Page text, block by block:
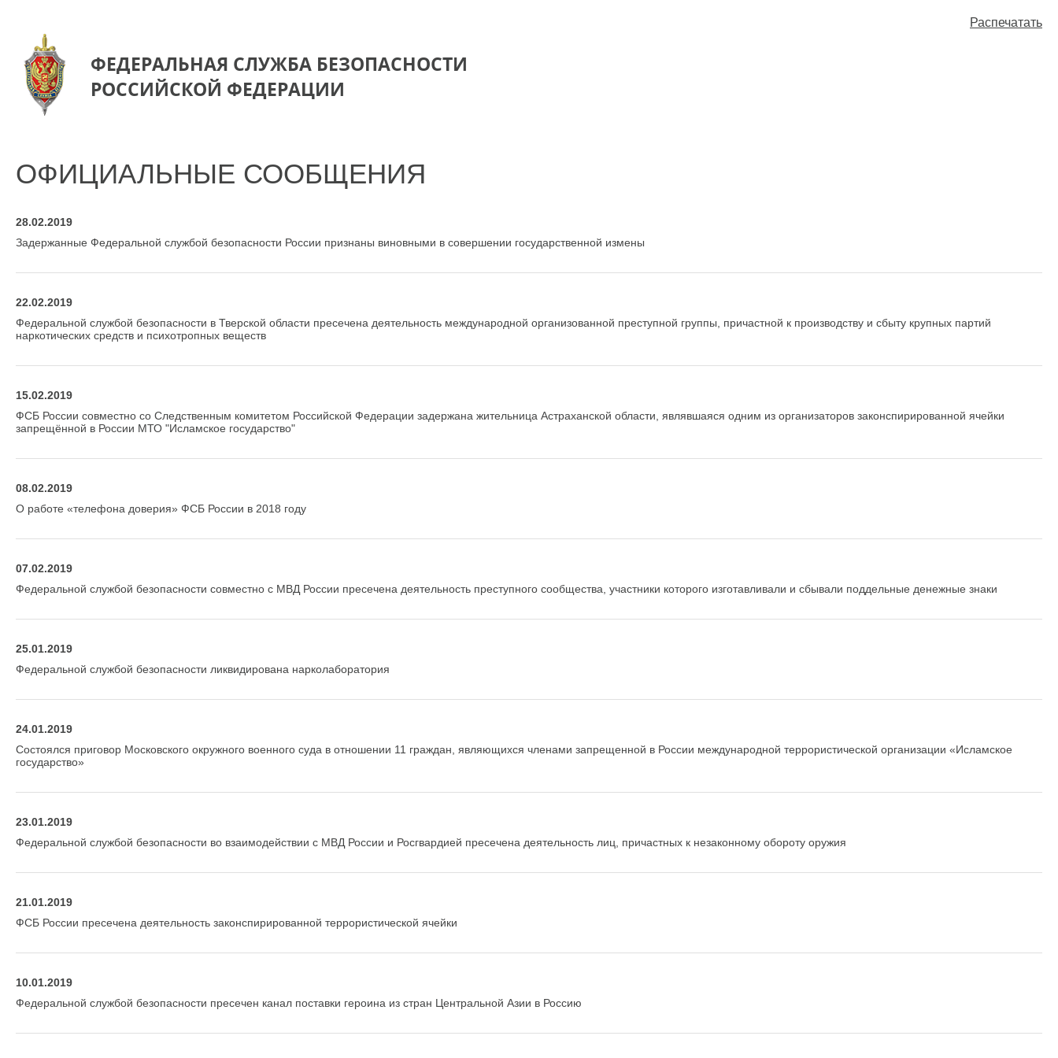
ФЕДЕРАЛЬНАЯ СЛУЖБА БЕЗОПАСНОСТИ
РОССИЙСКОЙ ФЕДЕРАЦИИ
Распечатать
ОФИЦИАЛЬНЫЕ СООБЩЕНИЯ
28.02.2019
Задержанные Федеральной службой безопасности России признаны виновными в совершении государственной измены
22.02.2019
Федеральной службой безопасности в Тверской области пресечена деятельность международной организованной преступной группы, причастной к производству и сбыту крупных партий
наркотических средств и психотропных веществ
15.02.2019
ФСБ России совместно со Следственным комитетом Российской Федерации задержана жительница Астраханской области, являвшаяся одним из организаторов законспирированной ячейки
запрещённой в России МТО "Исламское государство"
08.02.2019
О работе «телефона доверия» ФСБ России в 2018 году
07.02.2019
Федеральной службой безопасности совместно с МВД России пресечена деятельность преступного сообщества, участники которого изготавливали и сбывали поддельные денежные знаки
25.01.2019
Федеральной службой безопасности ликвидирована нарколаборатория
24.01.2019
Состоялся приговор Московского окружного военного суда в отношении 11 граждан, являющихся членами запрещенной в России международной террористической организации «Исламское
государство»
23.01.2019
Федеральной службой безопасности во взаимодействии с МВД России и Росгвардией пресечена деятельность лиц, причастных к незаконному обороту оружия
21.01.2019
ФСБ России пресечена деятельность законспирированной террористической ячейки
10.01.2019
Федеральной службой безопасности пресечен канал поставки героина из стран Центральной Азии в Россию